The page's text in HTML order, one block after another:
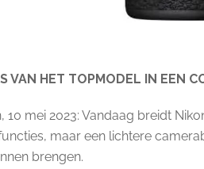
VAN HET TOPMODEL IN EEN
10 mei 2023: Vandaag breidt
maar een lichtere
brengen.